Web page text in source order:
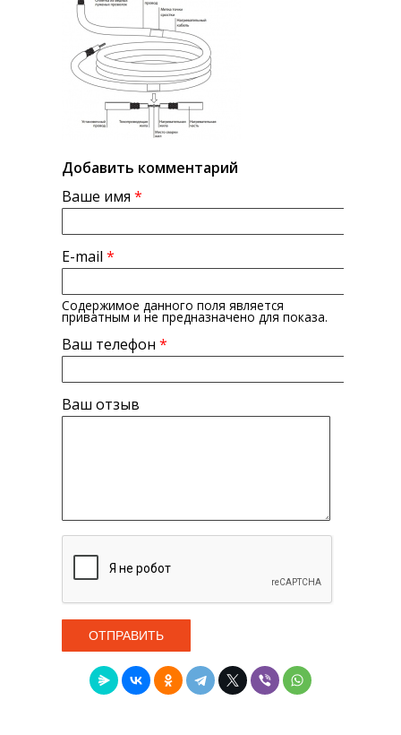
Добавить комментарий
Ваше имя *
E-mail *
Содержимое данного поля является
приватным и не предназначено для показа.
Ваш телефон *
Ваш отзыв